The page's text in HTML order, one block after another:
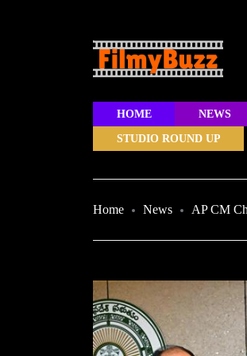
HOME NEWS
STUDIO ROUND UP
Home News AP CM